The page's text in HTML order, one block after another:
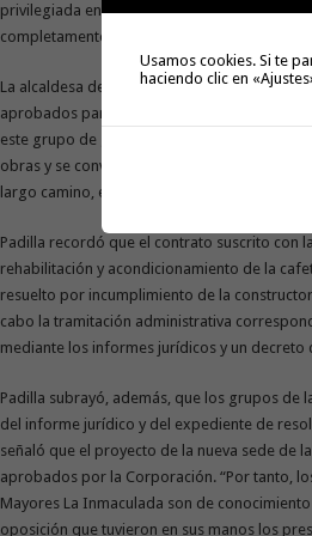
privilegiada en pleno centro urbano, se
completamente accesible, diseñado para dar
La alcaldesa destacó que “este proyecto no
aprobados para este año y formaba parte
este grupo de gobierno siempre ha optado
obras y se convierten en una realidad, ya
largo camino, en el que es necesario
Padilla recordó que el contrato suscrito con
rehabilitación y acondicionamiento de la
resuelto por incumplimiento de la
cabo la tramitación administrativa
mediante los informes jurídicos y un
Padilla subrayó, además, que los grupos de
del informe jurídico y del expediente de
señaló que el proyecto de la nueva sede de
aprobados por la Corporación. “Por tanto,
Mayores La Inmaculada son de
oposición que tuvieron en sus manos los
Usamos cookies. Si te
haciendo clic en